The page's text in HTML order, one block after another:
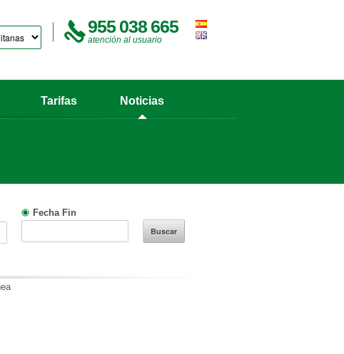
955 038 665
atención al usuario
Tarifas Noticias
Fecha Fin
Buscar